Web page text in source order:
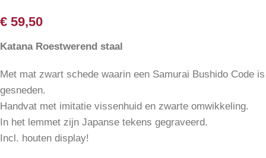
€ 59,50
Katana Roestwerend staal
Met mat zwart schede waarin een Samurai Bushido Code is
gesneden.
Handvat met imitatie vissenhuid en zwarte omwikkeling.
In het lemmet zijn Japanse tekens gegraveerd.
Incl. houten display!